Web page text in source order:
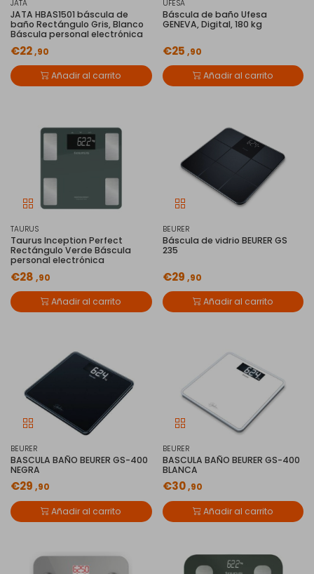
JATA
JATA HBAS1501 báscula de
baño Rectángulo Gris, Blanco
Báscula personal electrónica
€22,90
Añadir al carrito
UFESA
Báscula de baño Ufesa
GENEVA, Digital, 180 kg
€25 ,90
Añadir al carrito
TAURUS
Taurus Inception Perfect
Rectángulo Verde Báscula
personal electrónica
€28 ,90
Añadir al carrito
BEURER
Báscula de vidrio BEURER GS
235
€29 ,90
Añadir al carrito
BEURER
BASCULA BAÑO BEURER GS-400
NEGRA
€29 ,90
Añadir al carrito
BEURER
BASCULA BAÑO BEURER GS-400
BLANCA
€30,90
Añadir al carrito